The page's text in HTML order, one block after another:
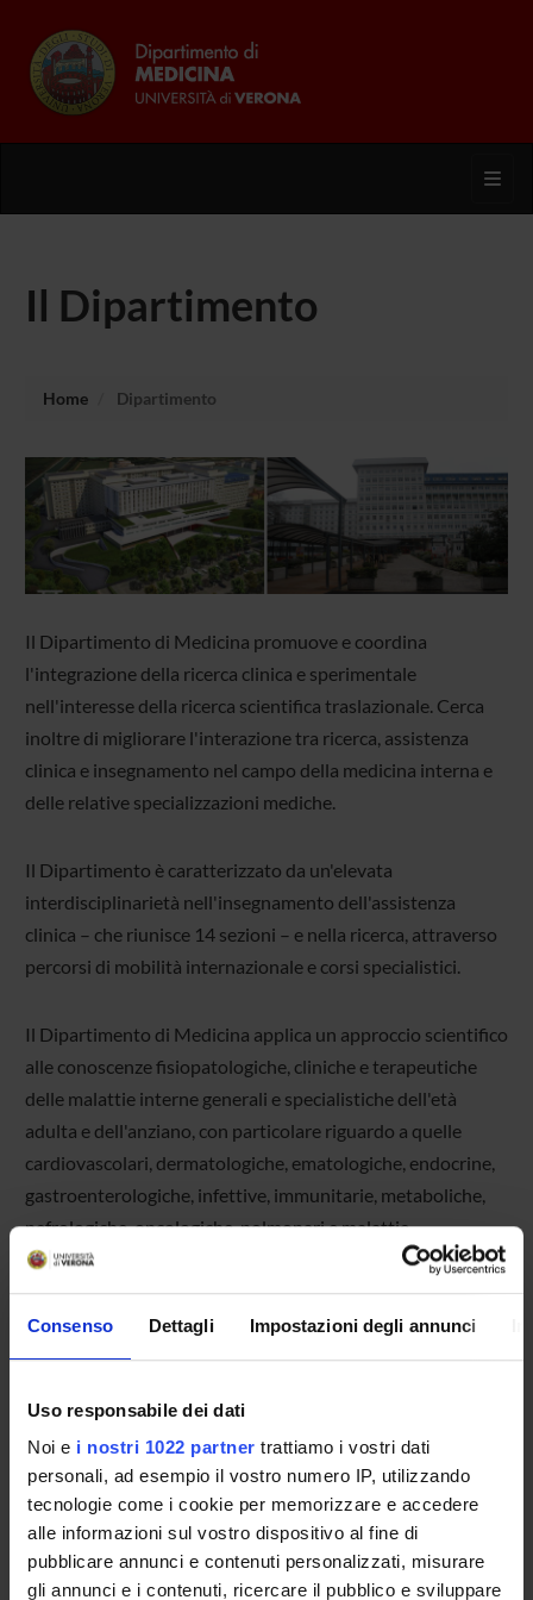
Consenso Dettagli Impostazioni degli annunci
Uso responsabile dei dati
Noi e i nostri 1022 partner trattiamo i vostri dati
personali, ad esempio il vostro numero IP, utilizzando
tecnologie come i cookie per memorizzare e accedere
alle informazioni sul vostro dispositivo al fine di
pubblicare annunci e contenuti personalizzati, misurare
gli annunci e i contenuti, ricercare il pubblico e sviluppare
Il Dipartimento
Home Dipartimento
Il Dipartimento di Medicina promuove e coordina
l'integrazione della ricerca clinica e sperimentale
nell'interesse della ricerca scientifica traslazionale. Cerca
inoltre di migliorare l'interazione tra ricerca, assistenza
clinica e insegnamento nel campo della medicina interna e
delle relative specializzazioni mediche.
Il Dipartimento è caratterizzato da un'elevata
interdisciplinarietà nell'insegnamento dell'assistenza
clinica – che riunisce 14 sezioni – e nella ricerca, attraverso
percorsi di mobilità internazionale e corsi specialistici.
Il Dipartimento di Medicina applica un approccio scientifico
alle conoscenze fisiopatologiche, cliniche e terapeutiche
delle malattie interne generali e specialistiche dell'età
adulta e dell'anziano, con particolare riguardo a quelle
cardiovascolari, dermatologiche, ematologiche, endocrine,
gastroenterologiche, infettive, immunitarie, metaboliche,
nefrologiche, oncologiche, polmonari e malattie
reumatologiche.
IL DIPARTIMENTO IN BREVE
Direttore
Prof. Domenico Girelli
Direttore Vicario
Prof. Flavio Luciano Ribichini